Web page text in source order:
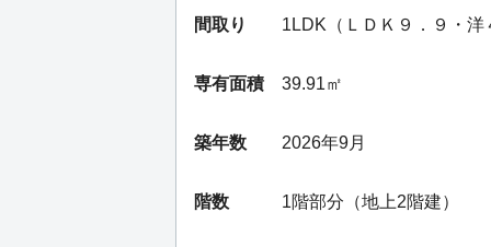
間取り 1LDK（ＬＤＫ９．９・洋
専有面積 39.91㎡
築年数 2026年9月
階数 1階部分（地上2階建）